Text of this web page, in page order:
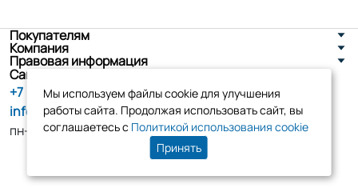
Покупателям
Компания
Правовая информация
Санкт-Петербург, ул. Новоселов д. 8
+7 (800) 555-86-90
info@tk-elko.ru
пн-пт, 10:00 - 18:00
Мы используем файлы cookie для улучшения
работы сайта. Продолжая использовать сайт, вы
соглашаетесь с Политикой использования cookie
Принять